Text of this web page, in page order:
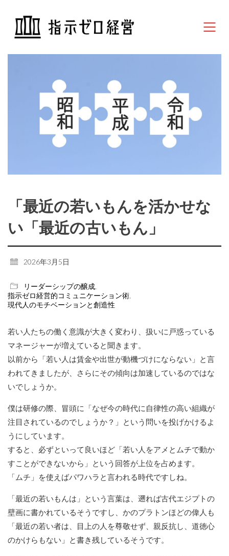
「最近の若いもんを活かせな
い「最近の古いもん」
2026年3月5日
リーダーシップの醸成
指示ゼロ経営的コミュニケーション術
現代人のモチベーションと創造性
若い人たちの働く意識が大きく変わり、扱いに戸惑っている
マネージャーが増えていると聞きます。
以前から「若い人は賃金や出世が動機づけにならない」と言
われてきましたが、さらにその傾向は加速しているのではな
いでしょうか。
僕は研修の際、冒頭に「なぜ今の時代に自律性の高い組織が
注目されているのでしょうか？」という問いを投げかけるよ
うにしています。
すると、必ずといって良いほど「若い人をアメとムチで動か
すことができないから」という回答が上位を占めます。
「ムチ」を使えばパワハラと言われる時代ですしね。
「最近の若いもんは」という言葉は、遡れば古代エジプトの
壁画に書かれているそうですし、かのプラトンほどの偉人も
「最近の若い者は、目上の人を尊敬せず、親反抗し、道徳心
のかけらもない」と書き残しているそうです。